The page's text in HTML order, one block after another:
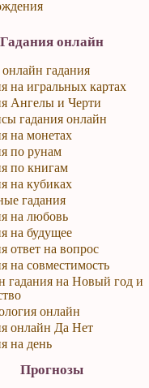
Гадания онлайн
гадания
на игральных картах
Ангелы и Черти
гадания онлайн
на монетах
по рунам
по книгам
на кубиках
гадания
на любовь
на будущее
ответ на вопрос
на совместимость
гадания на Новый год и
онлайн
онлайн Да Нет
на день
Прогнозы